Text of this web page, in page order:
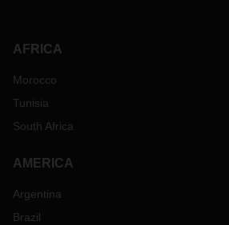
AFRICA
Morocco
Tunisia
South Africa
AMERICA
Argentina
Brazil